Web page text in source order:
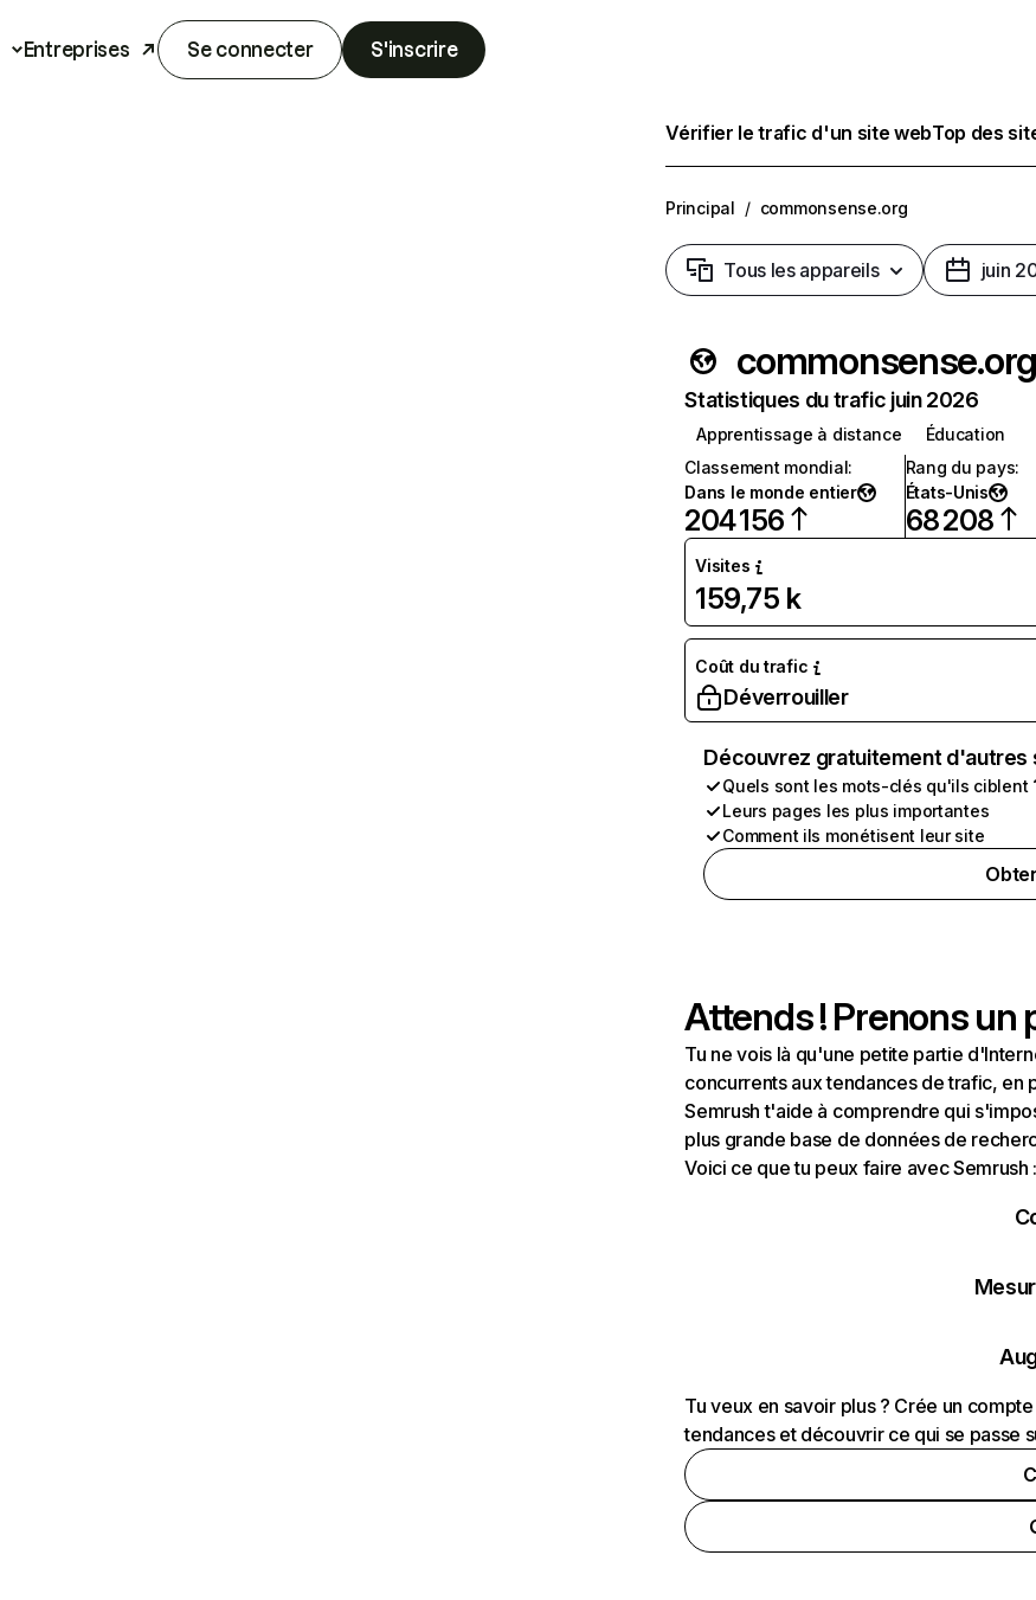
Entreprises Se connecter S'inscrire
Vérifier le trafic d'un site webTop des
Principal / commonsense.org
Tous les appareils juin
Statistiques du trafic juin 2026
Apprentissage à distance
Éducation
Classement mondial:
Dans le monde entier
204 156
Rang du pays:
États-Unis
68 208
Visites
159,75 k
Coût du trafic
Déverrouiller
Découvrez gratuitement
Quels sont les mots-clés qu'ils ciblent
Leurs pages les plus importantes
Comment ils monétisent leur site
Attends ! Prenons un
Tu ne vois là qu'une petite partie
concurrents aux tendances de trafic, en
Semrush t'aide à comprendre qui
plus grande base de données de
Voici ce que tu peux faire avec Semrush
Tu veux en savoir plus ? Crée un
tendances et découvrir ce qui se passe